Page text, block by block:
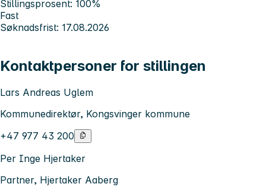
Stillingsprosent: 100%
Fast
Søknadsfrist: 17.08.2026
Kontaktpersoner for stillingen
Lars Andreas Uglem
Kommunedirektør, Kongsvinger kommune
+47 977 43 200
Per Inge Hjertaker
Partner, Hjertaker Aaberg